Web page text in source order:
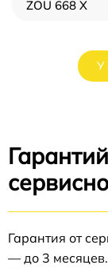
ZOU 668 X
У
Гарантия от
— до 3 месяцев.